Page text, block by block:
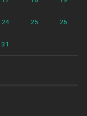
24 25 26
31